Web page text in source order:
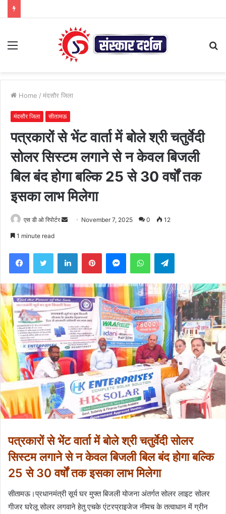
Menu
Home / मंदसौर जिला
मंदसौर जिला सीतामऊ
पत्रकारों से भेंट वार्ता में बोले श्री चतुर्वेदी
सोलर सिस्टम लगाने से न केवल बिजली
बिल बंद होगा बल्कि 25 से 30 वर्षों तक
इसका लाभ मिलेगा
एस डी ओ रिपोर्टर
Send November 7, 2025 0 12
1 minute read
FacebookTwitter LinkedInPinterestMessengerWhatsAppTelegram
पत्रकारों से भेंट वार्ता में बोले श्री चतुर्वेदी सोलर
सिस्टम लगाने से न केवल बिजली बिल बंद होगा बल्कि
25 से 30 वर्षों तक इसका लाभ मिलेगा
सीतामऊ।प्रधानमंत्री सूर्य घर मुफ्त बिजली योजना अंतर्गत सोलर लाइट सोलर
गीजर घरेलू सोलर लगवाने हेतु एचके एंटरप्राइजेज नीमच के तत्वाधान में ग्रीन